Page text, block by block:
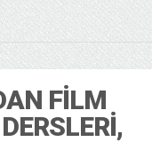
FILM